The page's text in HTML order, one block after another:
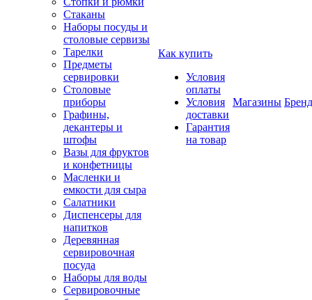
Стаканы
Наборы посуды и
столовые сервизы
Тарелки
Предметы
сервировки
Столовые
приборы
Графины,
декантеры и
штофы
Вазы для фруктов
и конфетницы
Масленки и
емкости для сыра
Салатники
Диспенсеры для
напитков
Деревянная
сервировочная
посуда
Наборы для воды
Сервировочные
Как купить
Условия
оплаты
Условия
доставки
Гарантия
на товар
Магазины